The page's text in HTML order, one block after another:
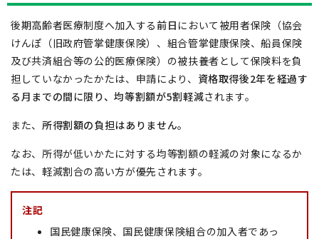
後期高齢者医療制度へ加入する 前日 において被用者保険（協会
けんぽ（旧政府管掌健康保険）、組合管掌健康保険、船員保険
及び共済組合等の公的医療保険）の被扶養者として保険料を負
担していなかったかたは、申請により、 資格取得後2年を経過す
る月までの間に限り、均等割額が5割軽減されます。
また、 所得割額の負担はありません。
なお、所得が低いかたに対する均等割額の軽減の対象になるか
たは、軽減割合の高い方が優先されます。
注記
国民健康保険、国民健康保険組合の加入者であっ